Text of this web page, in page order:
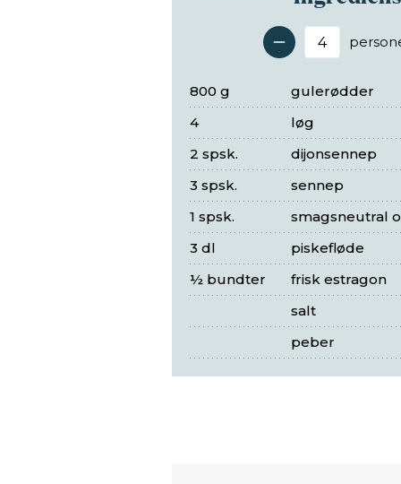
Antal
gulerødder
800 g
løg
4
dijonsennep
2 spsk.
sennep
3 spsk.
smagsneutral
1 spsk.
piskefløde
3 dl
frisk estragon
½ bundter
salt
peber